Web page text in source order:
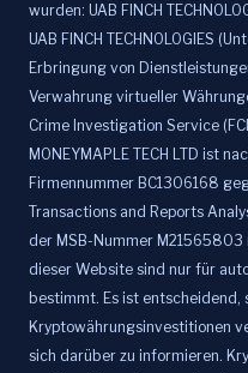
wurden: UAB FINCH
UAB FINCH TECHNOLOGIES
Erbringung von
Verwahrung virtueller
Crime Investigation Service
MONEYMAPLE TECH LTD ist
Firmennummer BC1306168
Transactions and Reports
der MSB-Nummer
dieser Website sind nur für
bestimmt. Es ist entscheidend,
Kryptowährungsinvestitionen
sich darüber zu informieren.